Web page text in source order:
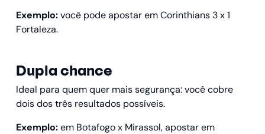
Exemplo:você pode apostar em Corinthians 3 x 1
Fortaleza.
Dupla chance
Ideal para quem quer mais segurança: você cobre
dois dos três resultados possíveis.
Exemplo:em Botafogo x Mirassol, apostar em